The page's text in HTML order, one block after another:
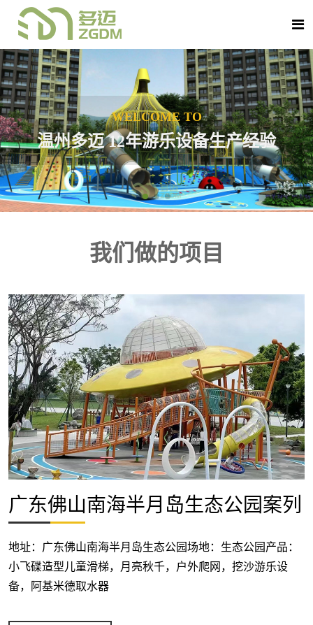
WELCOME TO
温州多迈 12年游乐设备生产经验
我们做的项目
广东佛山南海半月岛生态公园案列
地址：广东佛山南海半月岛生态公园场地：生态公园产品：
小飞碟造型儿童滑梯，月亮秋千，户外爬网，挖沙游乐设
备，阿基米德取水器